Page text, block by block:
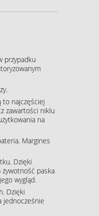
przypadku
to najczęściej
zawartości niklu
na
Margines
Dzięki
paska
wygląd.
Dzięki
jednocześnie